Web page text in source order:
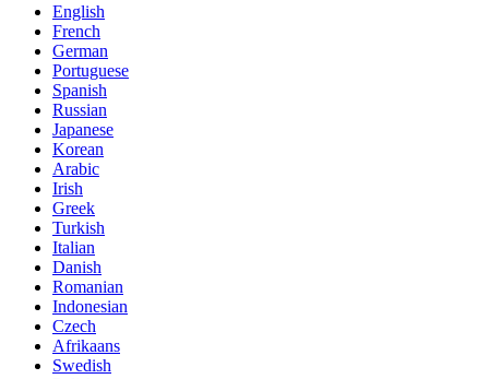
English
French
German
Portuguese
Spanish
Russian
Japanese
Korean
Arabic
Irish
Greek
Turkish
Italian
Danish
Romanian
Indonesian
Czech
Afrikaans
Swedish